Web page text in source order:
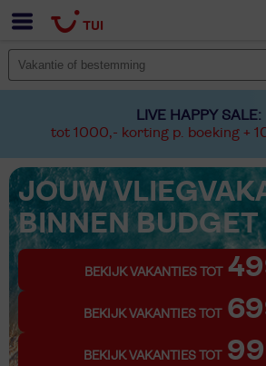
LIVE HAPPY SALE:
tot 1000,- korting p. boeking +
JOUW
BINNEN BUDGET
BEKIJK VAKANTIES TOT
BEKIJK VAKANTIES TOT
BEKIJK VAKANTIES TOT